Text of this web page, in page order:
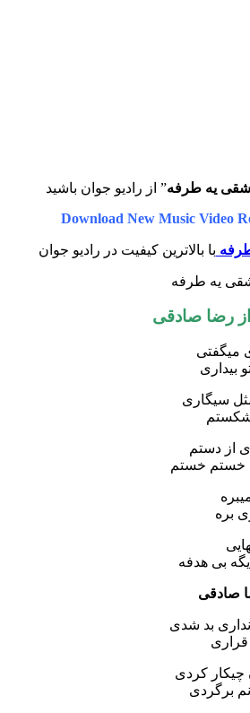
يه طرفه” از رادیو جوان باشید
Download New Music Video
با بالاترین کیفیت در رادیو جوان
رضا صادقی
میگفتی
بیداری
سیگاری
از دستم
خستم خستم
بره
بی هدفه
صادقی
بد شدی
قراری
کردی
برگردی